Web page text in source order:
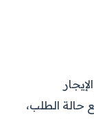
حالة الطلب،